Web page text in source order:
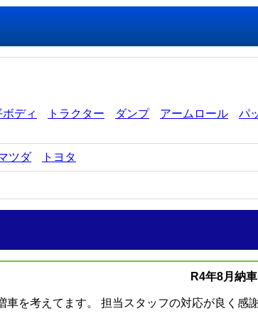
ボディ トラクター ダンプ アームロール
パ
ツダ トヨタ
R4年8月納
を考えてます。 担当スタッフの対応が良く感謝